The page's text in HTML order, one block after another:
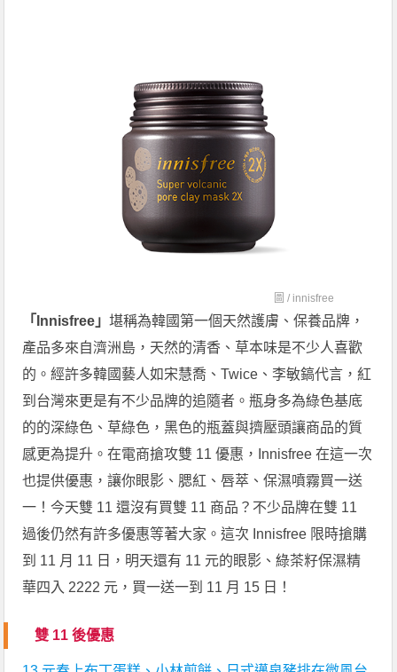
圖 / innisfree
「Innisfree」堪稱為韓國第一個天然護膚、保養品牌，
產品多來自濟洲島，天然的清香、草本味是不少人喜歡
的。經許多韓國藝人如宋慧喬、Twice、李敏鎬代言，紅
到台灣來更是有不少品牌的追隨者。瓶身多為綠色基底
的的深綠色、草綠色，黑色的瓶蓋與擠壓頭讓商品的質
感更為提升。在電商搶攻雙 11 優惠，Innisfree 在這一次
也提供優惠，讓你眼影、腮紅、唇萃、保濕噴霧買一送
一！今天雙 11 還沒有買雙 11 商品？不少品牌在雙 11
過後仍然有許多優惠等著大家。這次 Innisfree 限時搶購
到 11 月 11 日，明天還有 11 元的眼影、綠茶籽保濕精
華四入 2222 元，買一送一到 11 月 15 日！
雙 11 後優惠